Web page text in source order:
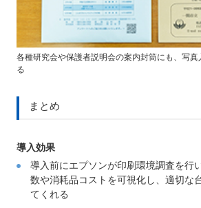
各種研究会や保護者説明会の案内封筒にも、写真
る
まとめ
導入効果
導入前にエプソンが印刷環境調査を行
数や消耗品コストを可視化し、適切な
てくれる